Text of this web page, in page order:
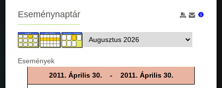
Eseménynaptár
Események
2011. Április 30. - 2011. Április 30.